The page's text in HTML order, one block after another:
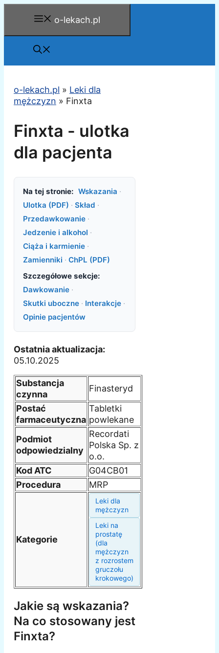
o-lekach.pl
o-lekach.pl » Leki dla
mężczyzn » Finxta
Finxta - ulotka
dla pacjenta
Na tej stronie: Wskazania ·
Ulotka (PDF) · Skład ·
Przedawkowanie ·
Jedzenie i alkohol ·
Ciąża i karmienie ·
Zamienniki · ChPL (PDF)
Szczegółowe sekcje:
Dawkowanie ·
Skutki uboczne · Interakcje ·
Opinie pacjentów
Ostatnia aktualizacja:
05.10.2025
Substancja
czynna
Finasteryd
Postać
farmaceutyczna
Tabletki
powlekane
Podmiot
odpowiedzialny
Recordati
Polska Sp. z
o.o.
Kod ATC
G04CB01
Procedura
MRP
Kategorie
Leki dla
mężczyzn
Leki na
prostatę
(dla
mężczyzn
z rozrostem
gruczołu
krokowego)
Jakie są wskazania?
Na co stosowany jest
Finxta?